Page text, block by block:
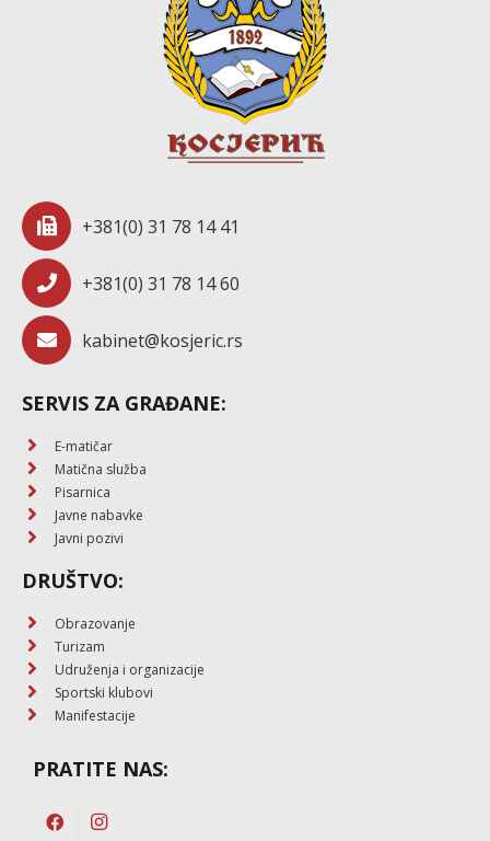
+381(0) 31 78 14 41
+381(0) 31 78 14 60
kabinet@kosjeric.rs
SERVIS ZA GRAĐANE:
E-matičar
Matična služba
Pisarnica
Javne nabavke
Javni pozivi
DRUŠTVO:
Obrazovanje
Turizam
Udruženja i organizacije
Sportski klubovi
Manifestacije
PRATITE NAS: